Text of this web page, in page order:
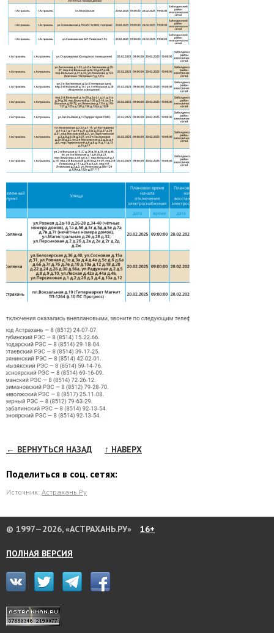
← ВЕРНУТЬСЯ НАЗАД ↑ НАВЕРХ
Поделиться в соц. сетях:
Источник: Астрахань.Ру
© 1997—2026, «АСТРАХАНЬ.РУ» 16+
ПОЛНАЯ ВЕРСИЯ